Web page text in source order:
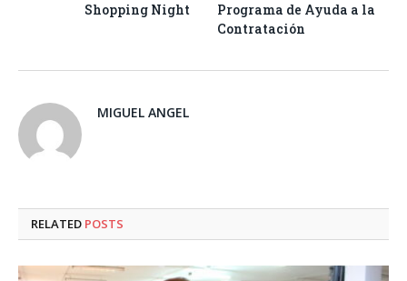
Shopping Night
Programa de Ayuda a la
Contratación
MIGUEL ANGEL
RELATED POSTS